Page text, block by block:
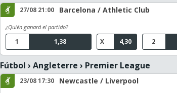
27/08 21:00 Barcelona / Athletic Club
¿Quién ganará el partido?
1,38
1 4,30
X 2
Fútbol › Angleterre › Premier League
23/08 17:30 Newcastle / Liverpool